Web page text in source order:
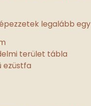
legalább egy
terület tábla
ezüstfa